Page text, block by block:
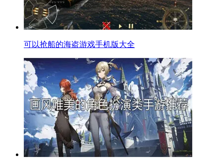
可以抢船的海盗游戏手机版大全